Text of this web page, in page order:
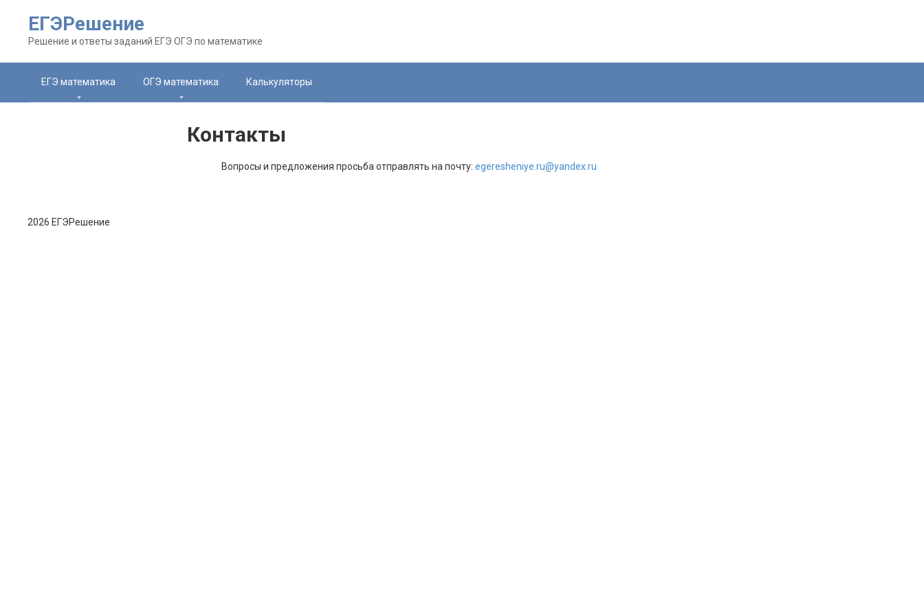
контенту
ЕГЭРешение
Решение и ответы заданий ЕГЭ ОГЭ по математике
ЕГЭ математика ОГЭ математика Калькуляторы
Контакты
Вопросы и предложения просьба отправлять на почту: egeresheniye.ru@yandex.ru
2026 ЕГЭРешение